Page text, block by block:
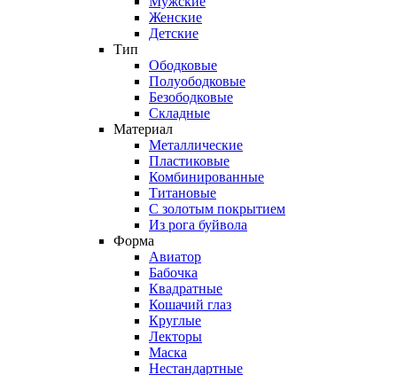
Женские
Детские
Тип
Ободковые
Полуободковые
Безободковые
Складные
Материал
Металлические
Пластиковые
Комбинированные
Титановые
С золотым покрытием
Из рога буйвола
Форма
Авиатор
Бабочка
Квадратные
Кошачий глаз
Круглые
Лекторы
Маска
Нестандартные